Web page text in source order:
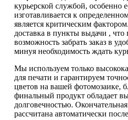
курьерской службой, особенно
изготавливается к
является критическим
доставка в пункты выдачи , что
возможность забрать заказ в
минуя необходимость ждать
Мы используем только
для печати и гарантируем
цветов на вашей фотомозаике,
финальный продукт обладает
долговечностью.
рассчитана автоматически